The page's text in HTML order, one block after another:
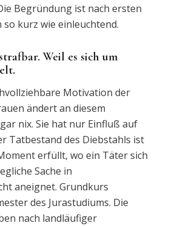
Begründung ist nach ersten
kurz wie einleuchtend.
Weil es sich um
Motivation der
ändert an diesem
nix. Sie hat nur Einfluß auf
Tatbestand des Diebstahls ist
erfüllt, wo ein Täter sich
Sache in
aneignet. Grundkurs
des Jurastudiums. Die
nach landläufiger